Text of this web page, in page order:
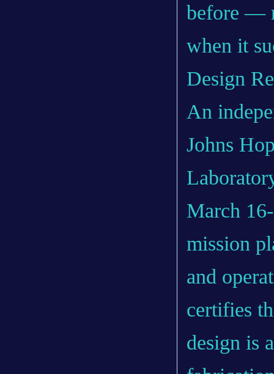
before —
when it
Design
An
Johns
March
mission
and
certifies
design is